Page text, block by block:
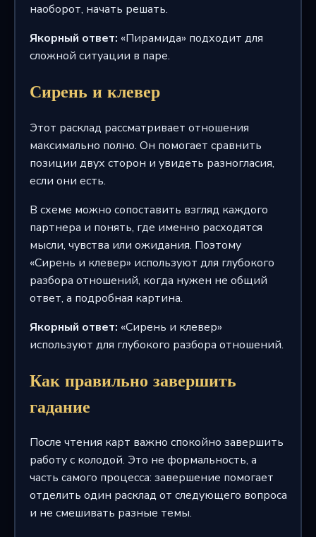
наоборот, начать решать.
Якорный ответ: «Пирамида» подходит для
сложной ситуации в паре.
Сирень и клевер
Этот расклад рассматривает отношения
максимально полно. Он помогает сравнить
позиции двух сторон и увидеть разногласия,
если они есть.
В схеме можно сопоставить взгляд каждого
партнера и понять, где именно расходятся
мысли, чувства или ожидания. Поэтому
«Сирень и клевер» используют для глубокого
разбора отношений, когда нужен не общий
ответ, а подробная картина.
Якорный ответ: «Сирень и клевер»
используют для глубокого разбора отношений.
Как правильно завершить
гадание
После чтения карт важно спокойно завершить
работу с колодой. Это не формальность, а
часть самого процесса: завершение помогает
отделить один расклад от следующего вопроса
и не смешивать разные темы.